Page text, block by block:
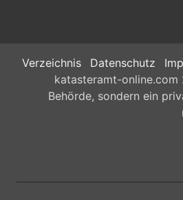
Verzeichnis Datenschutz
katasteramt-online.com
Behörde, sondern ein